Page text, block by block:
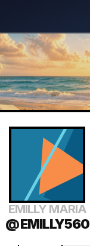
EMILLY MARIA
@ EMILLY560